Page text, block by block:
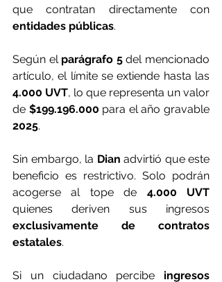
que contratan directamente con
entidades públicas.
Según el parágrafo 5 del mencionado
4.000 UVT, lo que representa un valor
de $199.196.000 para el año gravable
2025.
Sin embargo, la Dian advirtió que este
beneficio es restrictivo. Solo podrán
acogerse al tope de 4.000 UVT
quienes deriven sus ingresos
exclusivamente de
contratos
estatales.
Si un ciudadano percibe ingresos